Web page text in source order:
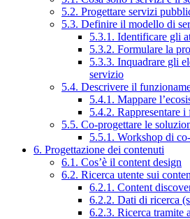
5.2. Progettare servizi
5.3. Definire il modello di
5.3.1. Identificare gli
5.3.2. Formulare la
5.3.3. Inquadrare gli
servizio
5.4. Descrivere il
5.4.1. Mappare
5.4.2. Rappresentare
5.5. Co-progettare le
5.5.1. Workshop di
6. Progettazione dei contenuti
6.1. Cos’è il content design
6.2. Ricerca utente sui
6.2.1. Content
6.2.2. Dati di ricerca
6.2.3. Ricerca tramite